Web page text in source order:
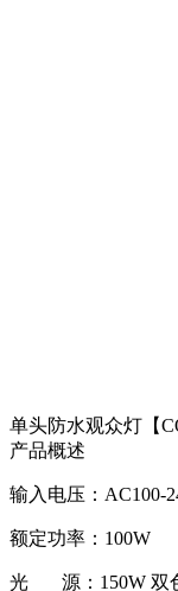
单头防水观众灯【
产品概述
输入电压：AC100-
额定功率：100W
光 源：150W 双